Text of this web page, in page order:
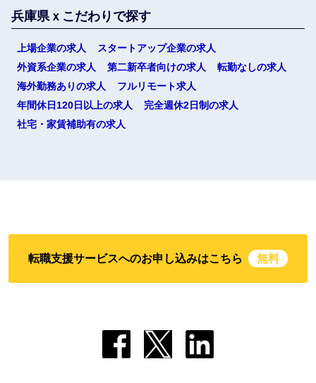
兵庫県ｘこだわりで探す
上場企業の求人
スタートアップ企業の求人
外資系企業の求人
第二新卒者向けの求人
転勤なしの求人
海外勤務ありの求人
フルリモート求人
年間休日120日以上の求人
完全週休2日制の求人
社宅・家賃補助有の求人
転職支援サービスへのお申し込みはこちら 無料